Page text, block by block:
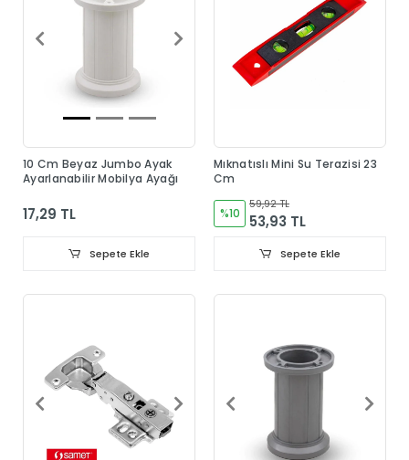
10 Cm Beyaz Jumbo Ayak
Ayarlanabilir Mobilya Ayağı
17,29 TL
Sepete Ekle
Mıknatıslı Mini Su Terazisi 23
Cm
%10
59,92 TL
53,93 TL
Sepete Ekle